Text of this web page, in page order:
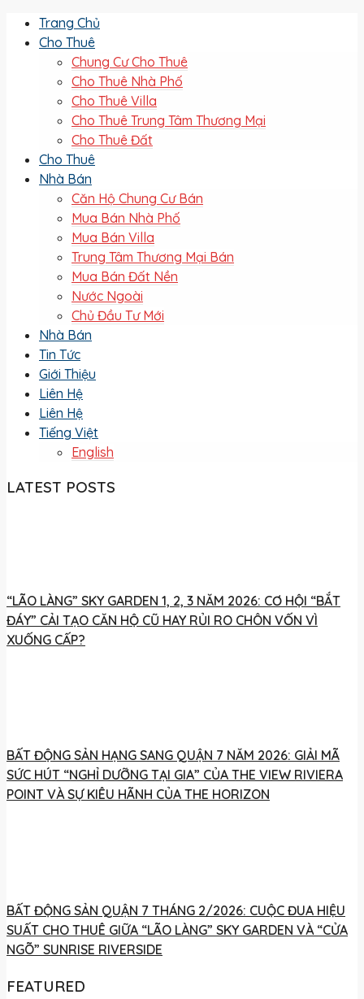
Trang Chủ
Cho Thuê
Chung Cư Cho Thuê
Cho Thuê Nhà Phố
Cho Thuê Villa
Cho Thuê Trung Tâm Thương Mại
Cho Thuê Đất
Cho Thuê
Nhà Bán
Căn Hộ Chung Cư Bán
Mua Bán Nhà Phố
Mua Bán Villa
Trung Tâm Thương Mại Bán
Mua Bán Đất Nền
Nước Ngoài
Chủ Đầu Tư Mới
Nhà Bán
Tin Tức
Giới Thiệu
Liên Hệ
Liên Hệ
Tiếng Việt
English
LATEST POSTS
“LÃO LÀNG” SKY GARDEN 1, 2, 3 NĂM 2026: CƠ HỘI “BẮT
ĐÁY” CẢI TẠO CĂN HỘ CŨ HAY RỦI RO CHÔN VỐN VÌ
XUỐNG CẤP?
BẤT ĐỘNG SẢN HẠNG SANG QUẬN 7 NĂM 2026: GIẢI MÃ
SỨC HÚT “NGHỈ DƯỠNG TẠI GIA” CỦA THE VIEW RIVIERA
POINT VÀ SỰ KIÊU HÃNH CỦA THE HORIZON
BẤT ĐỘNG SẢN QUẬN 7 THÁNG 2/2026: CUỘC ĐUA HIỆU
SUẤT CHO THUÊ GIỮA “LÃO LÀNG” SKY GARDEN VÀ “CỬA
NGÕ” SUNRISE RIVERSIDE
FEATURED